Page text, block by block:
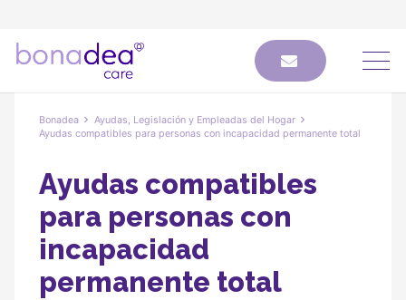
Bonadea
Ayudas, Legislación y Empleadas del Hogar
Ayudas compatibles para personas con incapacidad permanente total
Ayudas compatibles
para personas con
incapacidad
permanente total